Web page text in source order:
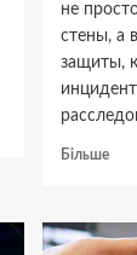
не
стены, а
защиты,
Більше